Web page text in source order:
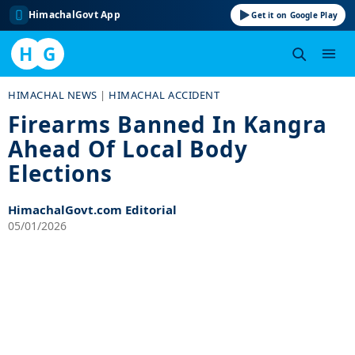
HimachalGovt App Get it on Google Play
H G
content
HIMACHAL NEWS | HIMACHAL ACCIDENT
Firearms Banned In Kangra
Ahead Of Local Body
Elections
HimachalGovt.com Editorial
05/01/2026